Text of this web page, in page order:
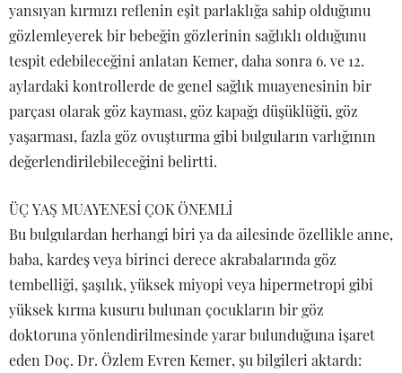
yansıyan kırmızı reflenin eşit parlaklığa sahip olduğunu
gözlemleyerek bir bebeğin gözlerinin sağlıklı olduğunu
tespit edebileceğini anlatan Kemer, daha sonra 6. ve 12.
aylardaki kontrollerde de genel sağlık muayenesinin bir
parçası olarak göz kayması, göz kapağı düşüklüğü, göz
yaşarması, fazla göz ovuşturma gibi bulguların varlığının
değerlendirilebileceğini belirtti.
ÜÇ YAŞ MUAYENESİ ÇOK ÖNEMLİ
Bu bulgulardan herhangi biri ya da ailesinde özellikle anne,
baba, kardeş veya birinci derece akrabalarında göz
tembelliği, şaşılık, yüksek miyopi veya hipermetropi gibi
yüksek kırma kusuru bulunan çocukların bir göz
doktoruna yönlendirilmesinde yarar bulunduğuna işaret
eden Doç. Dr. Özlem Evren Kemer, şu bilgileri aktardı: